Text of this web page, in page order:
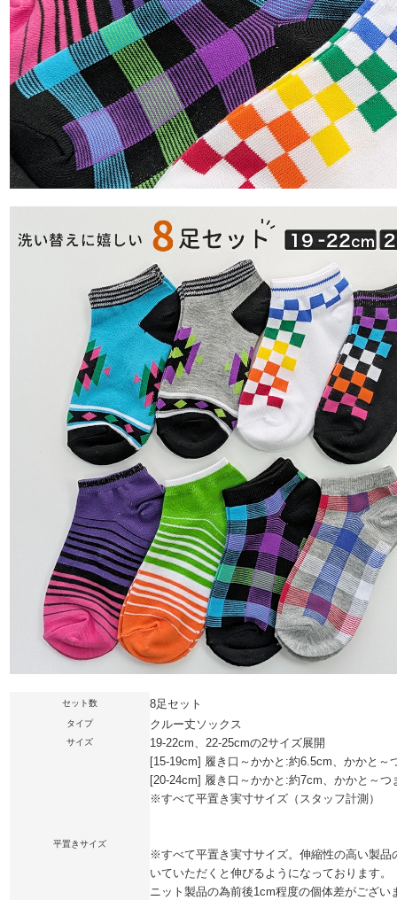
セット数 8足セット
タイプ クルー丈ソックス
サイズ 19-22cm、22-25cmの2サイズ展開
平置きサイズ
[15-19cm] 履き口～かかと:約6.5cm、かかと～
[20-24cm] 履き口～かかと:約7cm、かかと～つ
※すべて平置き実寸サイズ（スタッフ計測）
※すべて平置き実寸サイズ。伸縮性の高い製品
いていただくと伸びるようになっております。
ニット製品の為前後1cm程度の個体差がござい